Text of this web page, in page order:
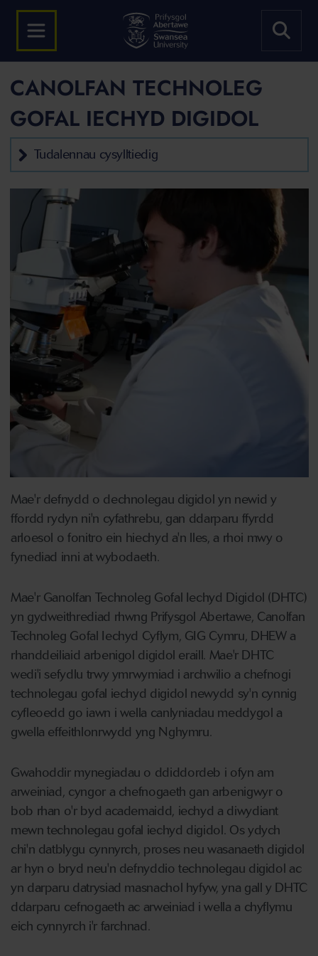
CANOLFAN TECHNOLEG
GOFAL IECHYD DIGIDOL
Tudalennau cysylltiedig
Mae'r defnydd o dechnolegau digidol yn newid y
ffordd rydyn ni'n cyfathrebu, gan ddarparu ffyrdd
arloesol o fonitro ein hiechyd a'n lles, a rhoi mwy o
fynediad inni at wybodaeth.
Mae'r Ganolfan Technoleg Gofal Iechyd Digidol (DHTC)
yn gydweithrediad rhwng Prifysgol Abertawe, Canolfan
Technoleg Gofal Iechyd Cyflym, GIG Cymru, DHEW a
rhanddeiliaid arbenigol digidol eraill. Mae'r DHTC
wedi'i sefydlu trwy ymrwymiad i archwilio a chefnogi
technolegau gofal iechyd digidol newydd sy'n cynnig
cyfleoedd go iawn i wella canlyniadau meddygol a
gwella effeithlonrwydd yng Nghymru.
Gwahoddir mynegiadau o ddiddordeb i ofyn am
arweiniad, cyngor a chefnogaeth gan arbenigwyr o
bob rhan o'r byd academaidd, iechyd a diwydiant
mewn technolegau gofal iechyd digidol. Os ydych
chi'n datblygu cynnyrch, proses neu wasanaeth digidol
ar hyn o bryd neu'n defnyddio technolegau digidol ac
yn darparu datrysiad masnachol hyfyw, yna gall y DHTC
ddarparu cefnogaeth ac arweiniad i wella a chyflymu
eich cynnyrch i'r farchnad.